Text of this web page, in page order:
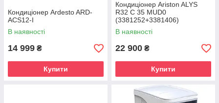
Кондиціонер Ardesto ARD-
ACS12-I
В наявності
14 999 ₴
Купити
Кондиціонер Ariston ALYS
R32 C 35 MUD0
(3381252+3381406)
В наявності
22 900 ₴
Купити